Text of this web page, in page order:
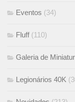
Eventos (34)
Fluff (110)
Galeria de
Legionários 40K